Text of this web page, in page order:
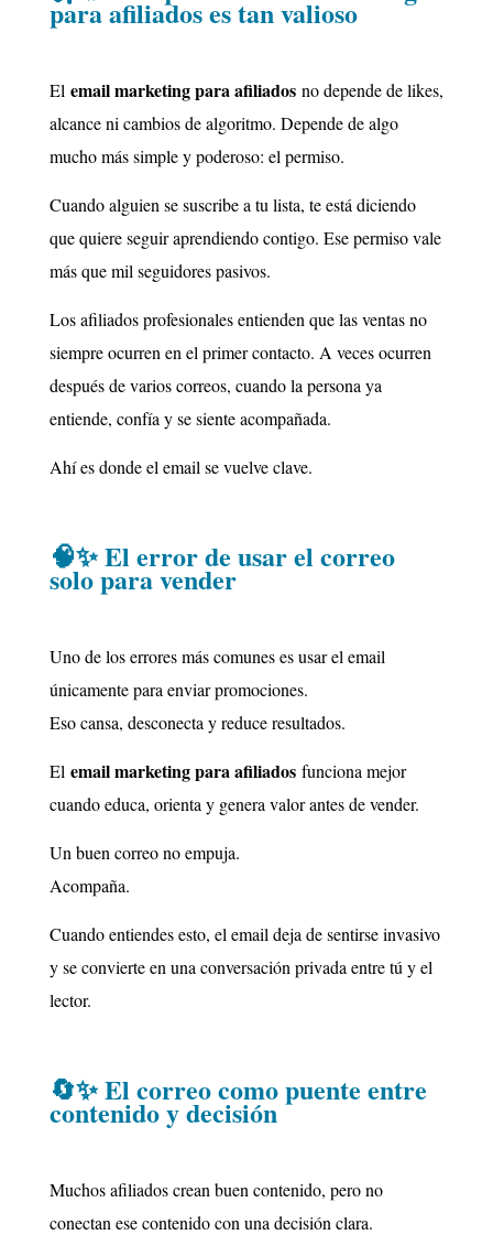
para afiliados es tan valioso
El email marketing para afiliadosno depende de likes,
alcance ni cambios de algoritmo. Depende de algo
mucho más simple y poderoso: el permiso.
Cuando alguien se suscribe a tu lista, te está diciendo
que quiere seguir aprendiendo contigo. Ese permiso vale
más que mil seguidores pasivos.
Los afiliados profesionales entienden que las ventas no
siempre ocurren en el primer contacto. A veces ocurren
después de varios correos, cuando la persona ya
entiende, confía y se siente acompañada.
Ahí es donde el email se vuelve clave.
🧠✨ El error de usar el correo
solo para vender
Uno de los errores más comunes es usar el email
únicamente para enviar promociones.
Eso cansa, desconecta y reduce resultados.
El email marketing para afiliadosfunciona mejor
cuando educa, orienta y genera valor antes de vender.
Un buen correo no empuja.
Acompaña.
Cuando entiendes esto, el email deja de sentirse invasivo
y se convierte en una conversación privada entre tú y el
lector.
🔄✨ El correo como puente entre
contenido y decisión
Muchos afiliados crean buen contenido, pero no
conectan ese contenido con una decisión clara.